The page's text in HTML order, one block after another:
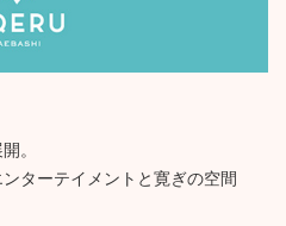
。
ターテイメントと寛ぎの空間